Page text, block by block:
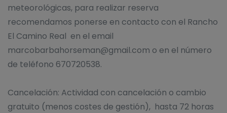
meteorológicas, para realizar reserva
recomendamos ponerse en contacto con el Rancho
El Camino Real en el email
marcobarbahorseman@gmail.com o en el número
de teléfono 670720538.
Cancelación: Actividad con cancelación o cambio
gratuito (menos costes de gestión), hasta 72 horas